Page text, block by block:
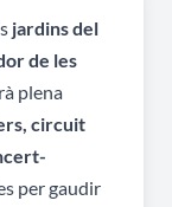
jardins del
de les
plena
circuit
per gaudir